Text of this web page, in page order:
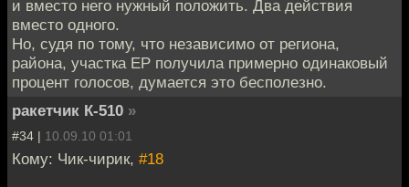
и вместо него нужный положить. Два действия
вместо одного.
Но, судя по тому, что независимо от региона,
района, участка ЕР получила примерно одинаковый
процент голосов, думается это бесполезно.
ракетчик К-510 »
#34 | 10.09.10 01:01
Кому: Чик-чирик, #18